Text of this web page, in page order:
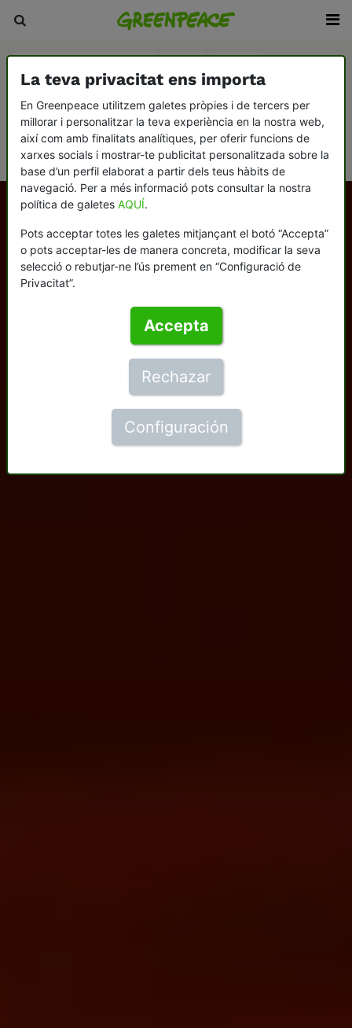
Democràcia i contrapoder Desarmament i pau
Oceans
La teva privacitat ens importa
En Greenpeace utilitzem galetes pròpies i de tercers per
millorar i personalitzar la teva experiència en la nostra web,
així com amb finalitats analítiques, per oferir funcions de
xarxes socials i mostrar-te publicitat personalitzada sobre la
base d’un perfil elaborat a partir dels teus hàbits de
navegació. Per a més informació pots consultar la nostra
política de galetes AQUÍ.
Pots acceptar totes les galetes mitjançant el botó “Accepta”
o pots acceptar-les de manera concreta, modificar la seva
selecció o rebutjar-ne l’ús prement en “Configuració de
Privacitat”.
Accepta
Rechazar
Configuración